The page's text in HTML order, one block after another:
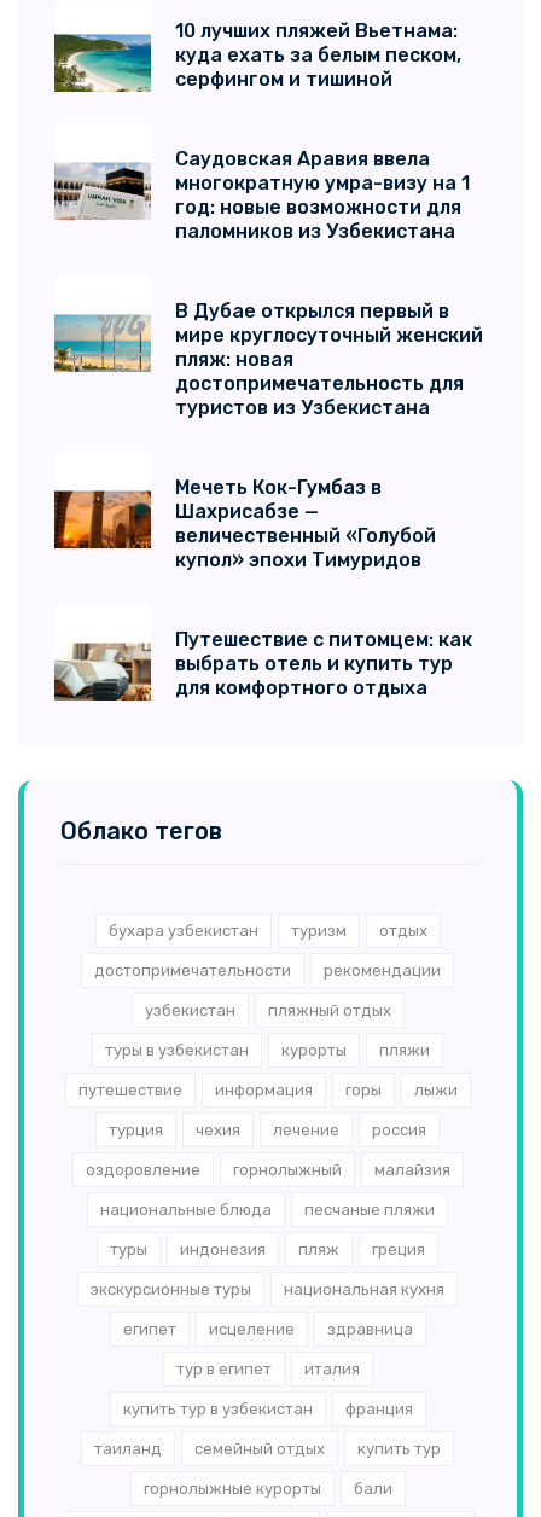
10 лучших пляжей Вьетнама:
куда ехать за белым песком,
серфингом и тишиной
Саудовская Аравия ввела
многократную умра-визу на 1
год: новые возможности для
паломников из Узбекистана
В Дубае открылся первый в
мире круглосуточный женский
пляж: новая
достопримечательность для
туристов из Узбекистана
Мечеть Кок-Гумбаз в
Шахрисабзе —
величественный «Голубой
купол» эпохи Тимуридов
Путешествие с питомцем: как
выбрать отель и купить тур
для комфортного отдыха
Облако тегов
бухара узбекистан туризм отдых
достопримечательности рекомендации
узбекистан пляжный отдых
туры в узбекистан курорты пляжи
путешествие информация горы лыжи
турция чехия лечение россия
оздоровление горнолыжный малайзия
национальные блюда песчаные пляжи
туры индонезия пляж греция
экскурсионные туры национальная кухня
египет исцеление здравница
тур в египет италия
купить тур в узбекистан франция
таиланд семейный отдых купить тур
горнолыжные курорты бали